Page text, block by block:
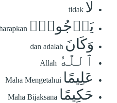
لَا tidak
يَرۡجُونَۗ
وَكَانَ dan adalah
ٱللَّهُ Allah
عَلِيمًا Maha Mengetahui
حَكِيمًا Maha Bijaksana